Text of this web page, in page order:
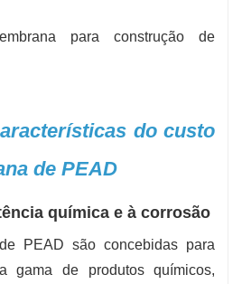
do custo
de PEAD
química e à corrosão
PEAD são concebidas para
gama de produtos químicos,